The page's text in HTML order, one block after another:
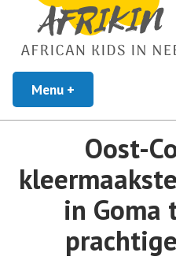
Afrikin
Menu +
Oost-
in Goma